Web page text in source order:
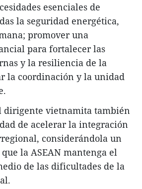
esenciales de
la seguridad energética,
promover una
para fortalecer las
y la resiliencia de la
la coordinación y la unidad
dirigente vietnamita también
de acelerar la integración
considerándola un
la ASEAN mantenga el
de las dificultades de la